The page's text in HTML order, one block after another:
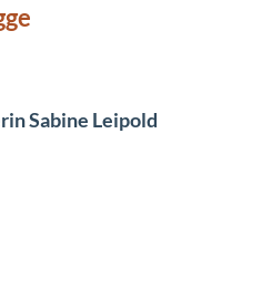
Sabine Leipold